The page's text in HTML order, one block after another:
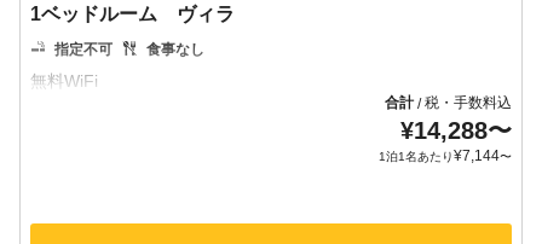
1ベッドルーム ヴィラ
指定不可 食事なし
合計/税・手数料込
¥14,288〜
1泊1名あたり¥7,144〜